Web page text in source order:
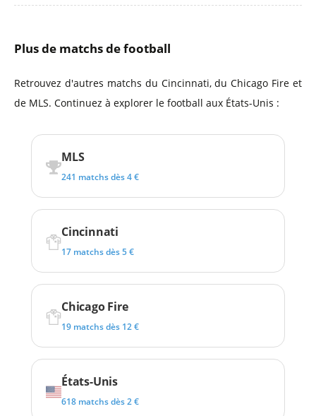
Plus de matchs de football
Retrouvez d'autres matchs du Cincinnati, du Chicago Fire et
de MLS. Continuez à explorer le football aux États-Unis :
MLS
241 matchs dès 4 €
Cincinnati
17 matchs dès 5 €
Chicago Fire
19 matchs dès 12 €
États-Unis
618 matchs dès 2 €